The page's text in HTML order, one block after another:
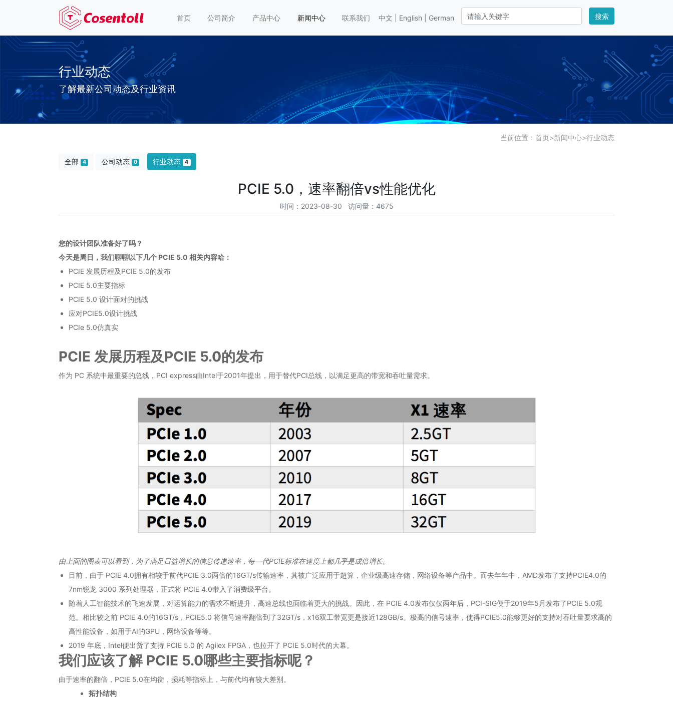
首页 公司简介 产品中心 新闻中心 联系我们 中文 English German 搜索
行业动态
了解最新公司动态及行业资讯
当前位置： 首页>新闻中心>行业动态
全部 4 公司动态 0 行业动态 4
PCIE 5.0，速率翻倍vs性能优化
时间：2023-08-30 访问量：4675
您的设计团队准备好了吗？
今天是周日，我们聊聊以下几个 PCIE 5.0 相关内容哈：
PCIE 发展历程及PCIE 5.0的发布
PCIE 5.0主要指标
PCIE 5.0 设计面对的挑战
应对PCIE5.0设计挑战
PCIe 5.0仿真实
PCIE 发展历程及PCIE 5.0的发布
作为 PC 系统中最重要的总线，PCI express由Intel于2001年提出，用于替代PCI总线，以满足更高的带宽和吞吐量需求。
由上面的图表可以看到，为了满足日益增长的信息传递速率，每一代PCIE标准在速度上都几乎是成倍增长。
目前，由于 PCIE 4.0拥有相较于前代PCIE 3.0两倍的16GT/s传输速率，其被广泛应用于超算，企业级高速存储，网络设备等产品中。而去年年中，AMD发布了支持PCIE4.0的
7nm锐龙 3000 系列处理器，正式将 PCIE 4.0带入了消费级平台。
随着人工智能技术的飞速发展，对运算能力的需求不断提升，高速总线也面临着更大的挑战。因此，在 PCIE 4.0发布仅仅两年后，PCI-SIG便于2019年5月发布了PCIE 5.0规
范。相比较之前 PCIE 4.0的16GT/s，PCIE5.0 将信号速率翻倍到了32GT/s，x16双工带宽更是接近128GB/s。极高的信号速率，使得PCIE5.0能够更好的支持对吞吐量要求高的
高性能设备，如用于AI的GPU，网络设备等等。
2019 年底，Intel便出货了支持 PCIE 5.0 的 Agilex FPGA，也拉开了 PCIE 5.0时代的大幕。
我们应该了解 PCIE 5.0哪些主要指标呢？
由于速率的翻倍，PCIE 5.0在均衡，损耗等指标上，与前代均有较大差别。
拓扑结构